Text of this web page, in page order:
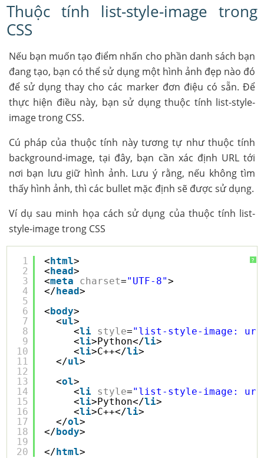
Thuộc tính list-style-image trong
CSS
Nếu bạn muốn tạo điểm nhấn cho phần danh sách bạn
đang tạo, bạn có thể sử dụng một hình ảnh đẹp nào đó
để sử dụng thay cho các marker đơn điệu có sẵn. Để
thực hiện điều này, bạn sử dụng thuộc tính list-style-
image trong CSS.
Cú pháp của thuộc tính này tương tự như thuộc tính
background-image, tại đây, bạn cần xác định URL tới
nơi bạn lưu giữ hình ảnh. Lưu ý rằng, nếu không tìm
thấy hình ảnh, thì các bullet mặc định sẽ được sử dụng.
Ví dụ sau minh họa cách sử dụng của thuộc tính list-
style-image trong CSS
?
1
2
3
4
5
6
7
8
9
10
11
12
13
14
15
16
17
18
19
20
<html>
<head>
<meta charset="UTF-8">
</head>
<body>
<ul>
<li style="list-style-image:
<li>Python</li>
<li>C++</li>
</ul>
<ol>
<li style="list-style-image:
<li>Python</li>
<li>C++</li>
</ol>
</body>
</html>